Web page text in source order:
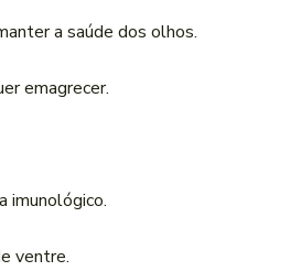
a saúde dos olhos.
emagrecer.
imunológico.
ventre.